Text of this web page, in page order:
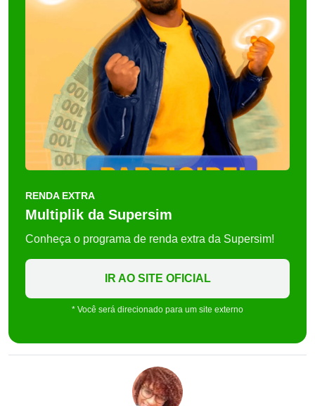
RENDA EXTRA
Multiplik da Supersim
Conheça o programa de renda extra da Supersim!
IR AO SITE OFICIAL
* Você será direcionado para um site externo